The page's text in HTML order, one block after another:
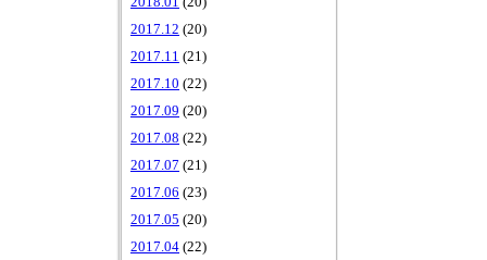
2017.12 (20)
2017.11 (21)
2017.10 (22)
2017.09 (20)
2017.08 (22)
2017.07 (21)
2017.06 (23)
2017.05 (20)
2017.04 (22)